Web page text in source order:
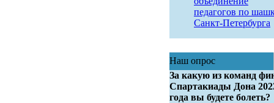
педагогов по
Санкт-Петербурга
Наш опрос
За какую из команд
Спартакиады Дона
года вы будете болеть?